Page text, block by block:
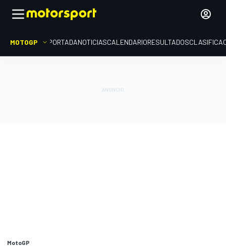
MOTOGP PORTADANOTICIASCALENDARIORESULTADOS
MotoGP